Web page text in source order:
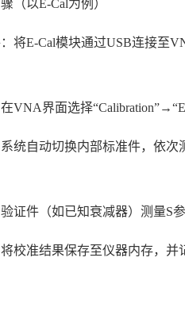
（以E-Cal为例）
将E-Cal模块通过USB连接至
VNA界面选择
统自动切换内部标准件，依
证件（如已知衰减器）测量S
校准结果保存至仪器内存，并